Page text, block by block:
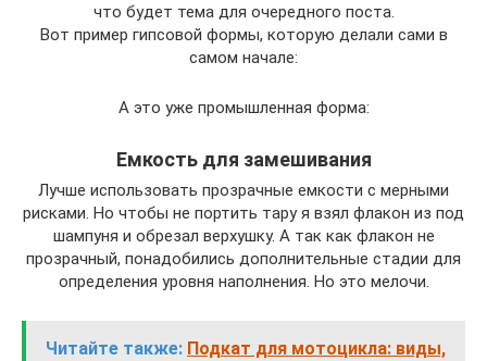
что будет тема для очередного поста.
Вот пример гипсовой формы, которую делали сами в
самом начале:
А это уже промышленная форма:
Емкость для замешивания
Лучше использовать прозрачные емкости с мерными
рисками. Но чтобы не портить тару я взял флакон из под
шампуня и обрезал верхушку. А так как флакон не
прозрачный, понадобились дополнительные стадии для
определения уровня наполнения. Но это мелочи.
Читайте также: Подкат для мотоцикла: виды,